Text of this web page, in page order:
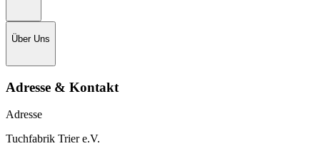
Über Uns
Adresse & Kontakt
Adresse
Tuchfabrik Trier e.V.